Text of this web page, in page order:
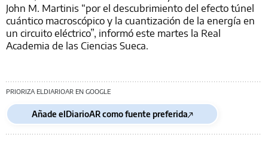
John M. Martinis “por el descubrimiento del efecto túnel
cuántico macroscópico y la cuantización de la energía en
un circuito eléctrico”, informó este martes la Real
Academia de las Ciencias Sueca.
PRIORIZA ELDIARIOAR EN GOOGLE
Añade elDiarioAR como fuente preferida